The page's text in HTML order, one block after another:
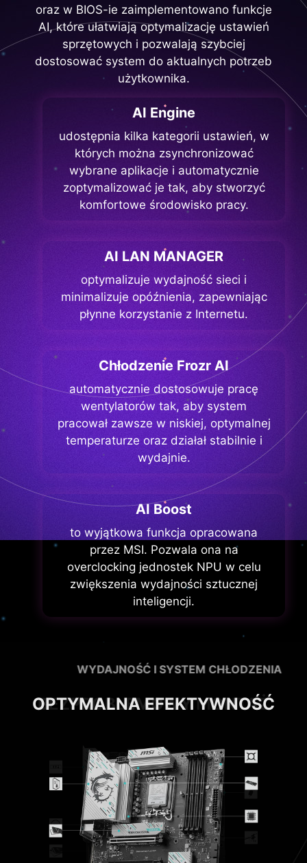
oraz w BIOS-ie zaimplementowano funkcje
AI, które ułatwiają optymalizację ustawień
sprzętowych i pozwalają szybciej
dostosować system do aktualnych potrzeb
użytkownika.
AI Engine
udostępnia kilka kategorii ustawień, w
których można zsynchronizować
wybrane aplikacje i automatycznie
zoptymalizować je tak, aby stworzyć
komfortowe środowisko pracy.
AI LAN MANAGER
optymalizuje wydajność sieci i
minimalizuje opóźnienia, zapewniając
płynne korzystanie z Internetu.
Chłodzenie Frozr AI
automatycznie dostosowuje pracę
wentylatorów tak, aby system
pracował zawsze w niskiej, optymalnej
temperaturze oraz działał stabilnie i
wydajnie.
AI Boost
to wyjątkowa funkcja opracowana
przez MSI. Pozwala ona na
overclocking jednostek NPU w celu
zwiększenia wydajności sztucznej
inteligencji.
WYDAJNOŚĆ I SYSTEM CHŁODZENIA
OPTYMALNA EFEKTYWNOŚĆ